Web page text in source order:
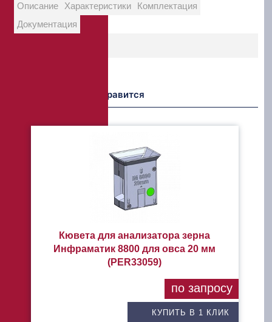
Описание Характеристики
Комплектация
Документация
Возможно Вам понравится
Кювета для анализатора зерна
Инфраматик 8800 для овса 20 мм
(PER33059)
КУПИТЬ В 1 КЛИК
по запросу